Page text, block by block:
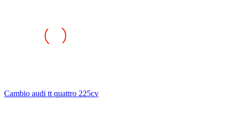
Cambio audi tt quattro 225cv